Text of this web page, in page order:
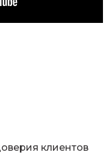
клиентов